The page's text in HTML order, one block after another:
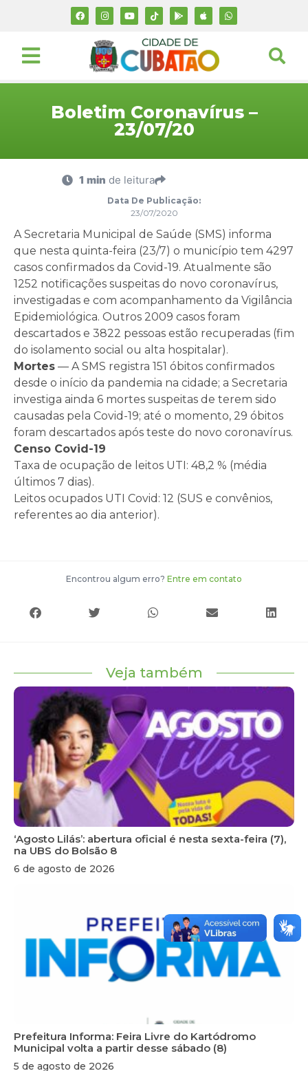
Boletim Coronavírus –
23/07/20
1 min de leitura
Data De Publicação:
23/07/2020
A Secretaria Municipal de Saúde (SMS) informa
que nesta quinta-feira (23/7) o município tem 4297
casos confirmados da Covid-19. Atualmente são
1252 notificações suspeitas do novo coronavírus,
investigadas e com acompanhamento da Vigilância
Epidemiológica. Outros 2009 casos foram
descartados e 3822 pessoas estão recuperadas (fim
do isolamento social ou alta hospitalar).
Mortes — A SMS registra 151 óbitos confirmados
desde o início da pandemia na cidade; a Secretaria
investiga ainda 6 mortes suspeitas de terem sido
causadas pela Covid-19; até o momento, 29 óbitos
foram descartados após teste do novo coronavírus.
Censo Covid-19
Taxa de ocupação de leitos UTI: 48,2 % (média
últimos 7 dias).
Leitos ocupados UTI Covid: 12 (SUS e convênios,
referentes ao dia anterior).
Encontrou algum erro? Entre em contato
Veja também
‘Agosto Lilás’: abertura oficial é nesta sexta-feira (7),
na UBS do Bolsão 8
6 de agosto de 2026
Prefeitura Informa: Feira Livre do Kartódromo
Municipal volta a partir desse sábado (8)
5 de agosto de 2026